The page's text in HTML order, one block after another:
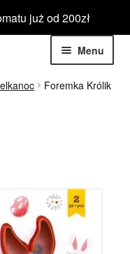
już od 200zł
Menu
Rozwiń
Foremka Królik